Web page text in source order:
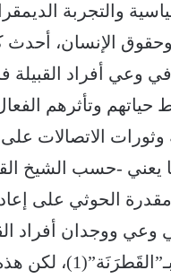
والتجربة
وحقوق الإنسان، أحدث
وعي أفراد
حياتهم وتأثرهم
وثورات الاتصالات
ما يعني -حسب الشيخ
مقدرة الحوثي على
وعي ووجدان أفراد
مرحلة ما وصفها